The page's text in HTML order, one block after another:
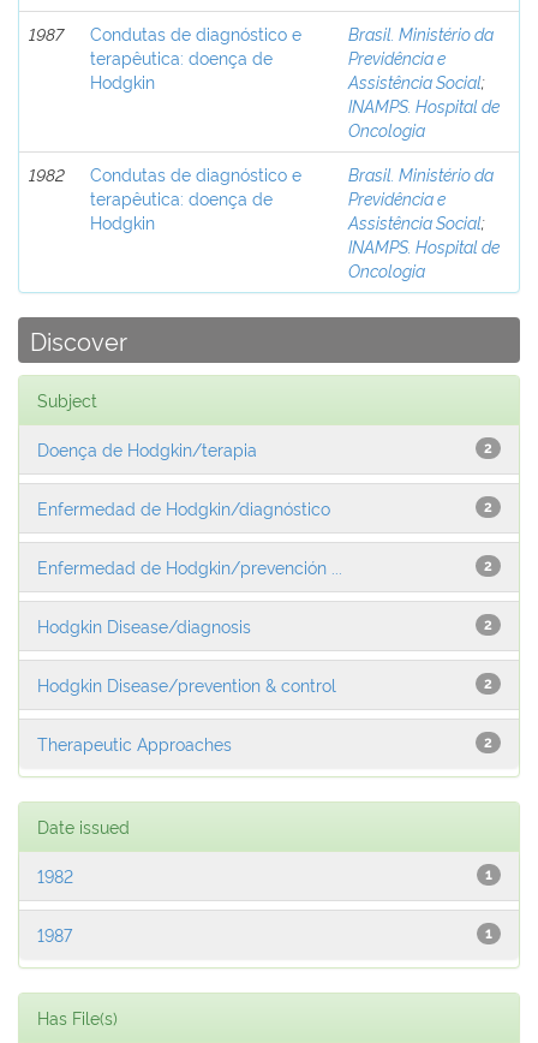
1987
Condutas de diagnóstico e
terapêutica: doença de
Hodgkin
Brasil. Ministério da
Previdência e
Assistência Social;
INAMPS. Hospital de
Oncologia
1982
Condutas de diagnóstico e
terapêutica: doença de
Hodgkin
Brasil. Ministério da
Previdência e
Assistência Social;
INAMPS. Hospital de
Oncologia
Discover
Subject
2
Doença de Hodgkin/terapia
2
Enfermedad de Hodgkin/diagnóstico
2
Enfermedad de Hodgkin/prevención ...
2
Hodgkin Disease/diagnosis
2
Hodgkin Disease/prevention & control
2
Therapeutic Approaches
Date issued
1
1982
1
1987
Has File(s)